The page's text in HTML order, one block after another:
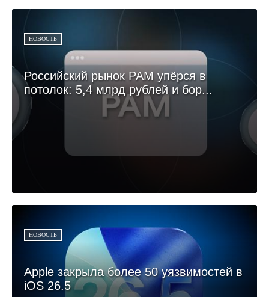
НОВОСТЬ
Российский рынок PAM упёрся в
потолок: 5,4 млрд рублей и бор...
НОВОСТЬ
Apple закрыла более 50 уязвимостей в
iOS 26.5